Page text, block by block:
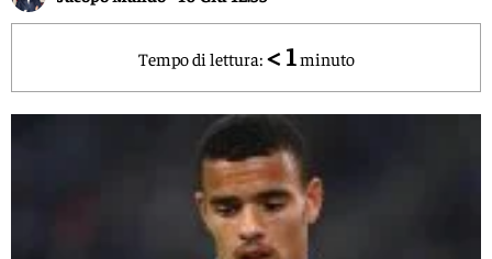
Tempo di lettura: < 1 minuto